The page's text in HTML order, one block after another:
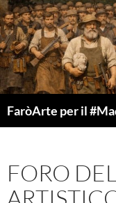
Vai
al
contenuto
FaròArte per il
FORO